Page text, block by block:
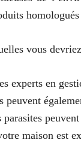
vous
experts en
peuvent
maison est